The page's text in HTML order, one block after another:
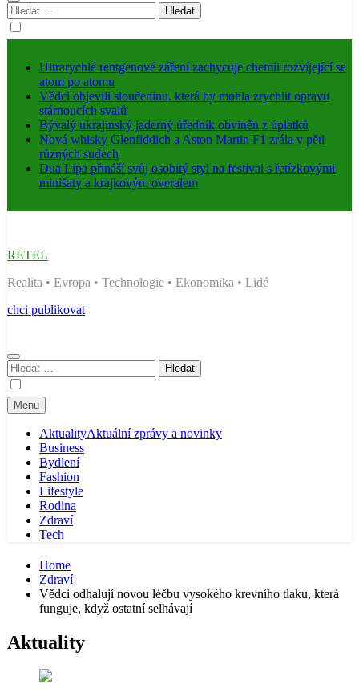
Vyhledávání
Ultrarychlé rentgenové záření zachycuje chemii rozvíjející se
atom po atomu
Vědci objevili sloučeninu, která by mohla zrychlit opravu
stárnoucích svalů
Bývalý ukrajinský jaderný úředník obviněn z úplatků
Nová whisky Glenfiddich a Aston Martin F1 zrála v pěti
různých sudech
Dua Lipa přináší svůj osobitý styl na festival s řetízkovými
minišaty a krajkovým overalem
RETEL
Realita • Evropa • Technologie • Ekonomika • Lidé
chci publikovat
Vyhledávání
Menu
AktualityAktuální zprávy a novinky
Business
Bydlení
Fashion
Lifestyle
Rodina
Zdraví
Tech
Home
Zdraví
Vědci odhalují novou léčbu vysokého krevního tlaku, která
funguje, když ostatní selhávají
Aktuality